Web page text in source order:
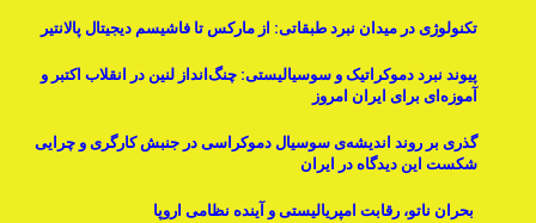
تکنولوژی در میدان نبرد طبقاتی: از مارکس تا فاشیسم دیجیتال پالانتیر
پیوند نبرد دموکراتیک و سوسیالیستی: چنگ‌انداز لنین در انقلاب اکتبر و
آموزه‌ای برای ایران امروز
گذری بر روند اندیشه‌ی سوسیال دموکراسی در جنبش کارگری و چرایی
شکست این دیدگاه در ایران
بحران ناتو، رقابت امپریالیستی و آینده نظامی اروپا